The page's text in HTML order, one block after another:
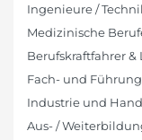
Ingenieure /
Medizinische
Berufskraftfahrer &
Fach- und
Industrie und
Aus- /